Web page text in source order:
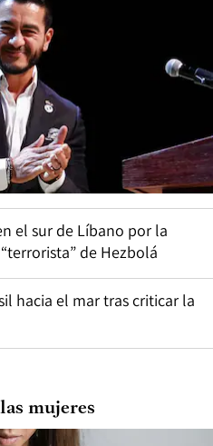
el sur de Líbano por la
de Hezbolá
hacia el mar tras criticar la
mujeres